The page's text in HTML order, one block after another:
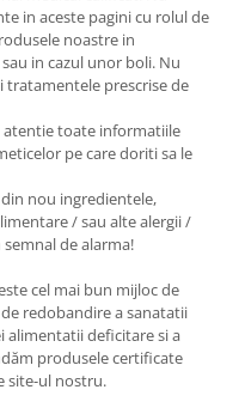
in aceste pagini cu rolul de
noastre in
in cazul unor boli. Nu
tratamentele prescrise de
atentie toate informatiile
pe care doriti sa le
nou ingredientele,
/ sau alte alergii /
de alarma!
cel mai bun mijloc de
redobandire a sanatatii
alimentatii deficitare si a
produsele certificate
site-ul nostru.